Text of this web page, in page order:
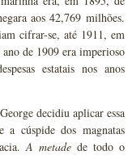
aos 42,769 milhões.
cifrar-se, até 1911, em
de 1909 era imperioso
estatais nos anos
decidiu aplicar essa
cúspide dos magnatas
A metadede todo o